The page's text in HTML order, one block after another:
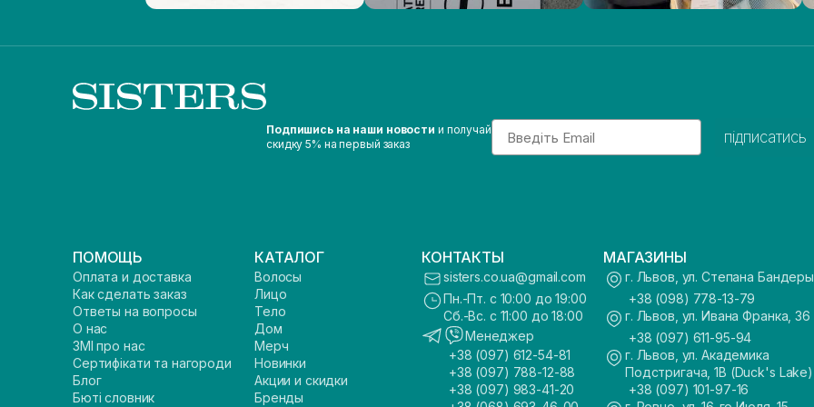
Подпишись на наши новости и получай
скидку 5% на первый заказ
Email
підписатись
ПОМОЩЬ
Оплата и доставка
Как сделать заказ
Ответы на вопросы
О нас
ЗМІ про нас
Сертифікати та нагороди
Блог
Бюті словник
КАТАЛОГ
Волосы
Лицо
Тело
Дом
Мерч
Новинки
Акции и скидки
Бренды
КОНТАКТЫ
sisters.co.ua@gmail.com
Пн.-Пт. с 10:00 до 19:00
Сб.-Вс. с 11:00 до 18:00
Менеджер
+38 (097) 612-54-81
+38 (097) 788-12-88
+38 (097) 983-41-20
МАГАЗИНЫ
г. Львов, ул. Степана
+38 (098) 778-13-79
г. Львов, ул. Ивана Франка, 36
+38 (097) 611-95-94
г. Львов, ул. Академика
Подстригача, 1В (Duck's Lake)
+38 (097) 101-97-16